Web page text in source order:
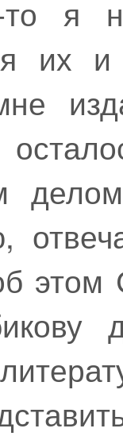
то
их
этом